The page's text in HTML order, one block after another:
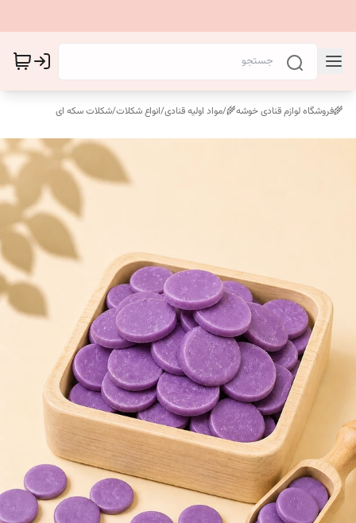
🌾فروشگاه لوازم قنادی خوشه🌾/مواد اولیه قنادی/انواع شکلات/شکلات سکه ای